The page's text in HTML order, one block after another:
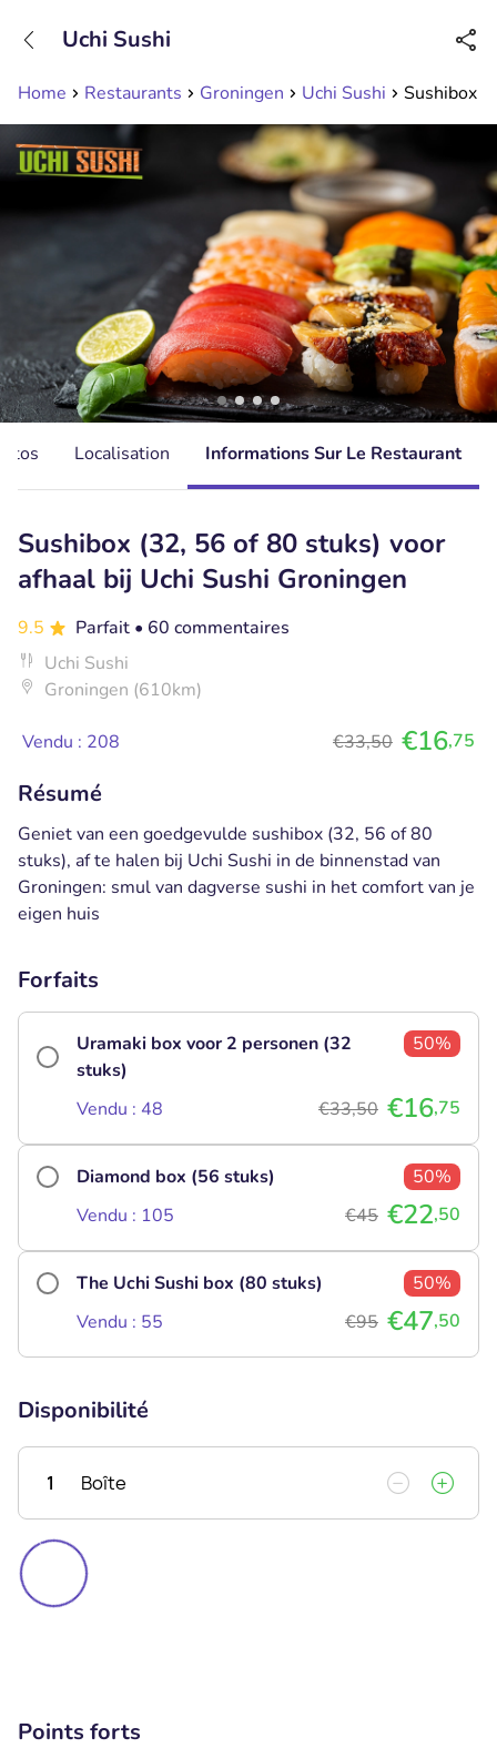
Disponible jusqu'à 23:00 heures
Home Restaurants Groningen Uchi Sushi Sushibox
Uchi Sushi
Localisation Informations Sur Le Restaurant
Sushibox (32, 56 of 80 stuks) voor
afhaal bij Uchi Sushi Groningen
9.5 Parfait • 60 commentaires
Uchi Sushi
Groningen (610km)
Vendu : 208 €33,50 €16,75
Résumé
Geniet van een goedgevulde sushibox (32, 56 of 80
stuks), af te halen bij Uchi Sushi in de binnenstad van
Groningen: smul van dagverse sushi in het comfort van je
eigen huis
Forfaits
Uramaki box voor 2 personen (32
stuks)
50%
Vendu : 48 €33,50 €16,75
Diamond box (56 stuks)
50%
Vendu : 105
€45 €22,50
The Uchi Sushi box (80 stuks)
50%
Vendu : 55
€95 €47,50
Disponibilité
1 Boîte
Points forts